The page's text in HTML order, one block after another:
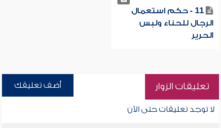
11 - حكم استعمال
الرجال للحناء ولبس
الحرير
تعليقات الزوار أضف تعليقك
لا توجد تعليقات حتى الآن